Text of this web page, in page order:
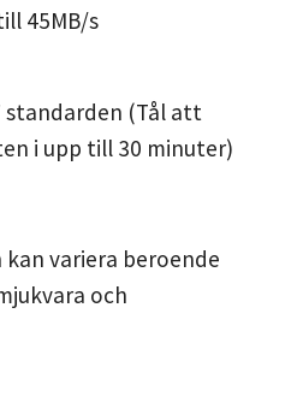
45MB/s
standarden (Tål att
i upp till 30 minuter)
variera beroende
och